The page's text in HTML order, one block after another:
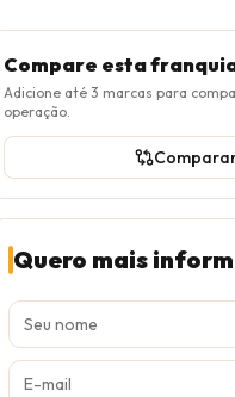
Compare esta
Adicione até 3 marcas para
operação.
Quero mais